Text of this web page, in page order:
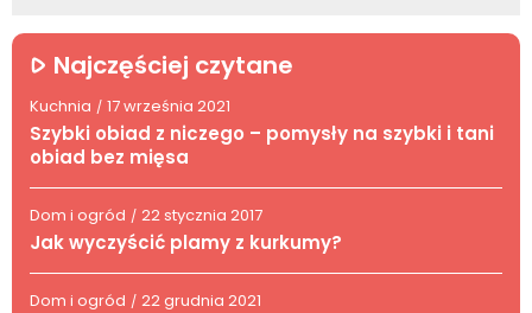
Najczęściej czytane
Kuchnia / 17 września 2021
Szybki obiad z niczego – pomysły na szybki i tani
obiad bez mięsa
Dom i ogród / 22 stycznia 2017
Jak wyczyścić plamy z kurkumy?
Dom i ogród / 22 grudnia 2021